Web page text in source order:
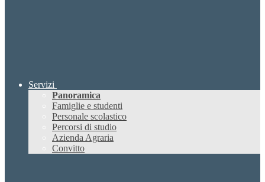
Servizi
Panoramica
Famiglie e studenti
Personale scolastico
Percorsi di studio
Azienda Agraria
Convitto